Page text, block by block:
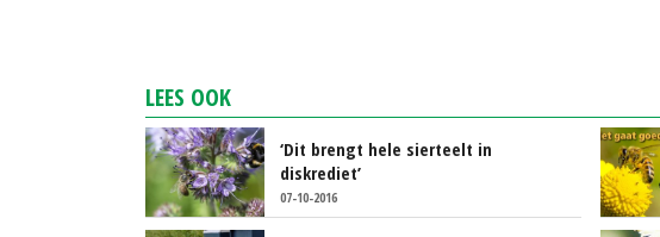
LEES OOK
‘Dit brengt hele sierteelt in
diskrediet’
07-10-2016